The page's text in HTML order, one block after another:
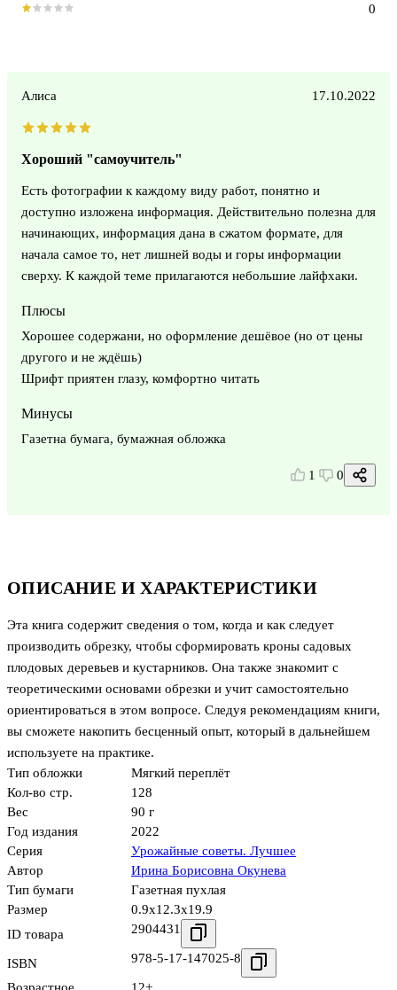
ОПИСАНИЕ И ХАРАКТЕРИСТИКИ
Эта книга содержит сведения о том, когда и как следует
производить обрезку, чтобы сформировать кроны садовых
плодовых деревьев и кустарников. Она также знакомит с
теоретическими основами обрезки и учит самостоятельно
ориентироваться в этом вопросе. Следуя рекомендациям книги,
вы сможете накопить бесценный опыт, который в дальнейшем
используете на практике.
Тип обложки
Мягкий переплёт
Кол-во стр.
128
Вес
90 г
Год издания
2022
Серия
Урожайные советы. Лучшее
Автор
Ирина Борисовна Окунева
Тип бумаги
Газетная пухлая
Размер
0.9x12.3x19.9
ID товара
2904431
ISBN 978-5-17-147025-8
0
Алиса 17.10.2022
Хороший "самоучитель"
Есть фотографии к каждому виду работ, понятно и
доступно изложена информация. Действительно полезна для
начинающих, информация дана в сжатом формате, для
начала самое то, нет лишней воды и горы информации
сверху. К каждой теме прилагаются небольшие лайфхаки.
Плюсы
Хорошее содержани, но оформление дешёвое (но от цены
другого и не ждёшь)
Шрифт приятен глазу, комфортно читать
Минусы
Газетна бумага, бумажная обложка
1 0